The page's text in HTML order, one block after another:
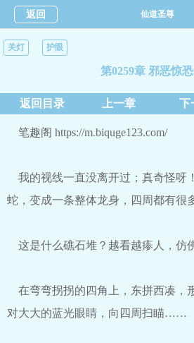
返回 仙道圣尊
关灯 护眼
第0259章 邪恶惊
返回目录 上一章 下
笔趣阁 https://m.biquge123.com/
我的视线一直没离开过；真奇怪呀
蛇，变成一条整体龙身，四周都有
这是什么礁石堆？越看越瘆人，
在弯弯拐拐的四角上，东拼西凑，
对大大的蓝光眼睛，向四周扫瞄……